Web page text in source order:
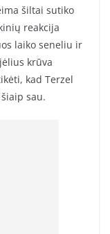
šiltai sutiko
reakcija
laiko seneliu ir
krūva
kad Terzel
sau.